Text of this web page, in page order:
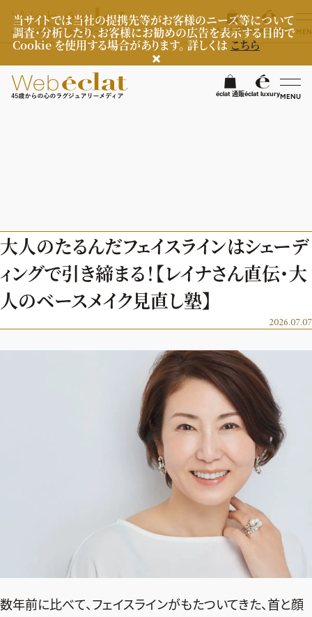
当サイトでは当社の提携先等がお客様のニーズ等について
調査・分析したり、お客様にお勧めの広告を表示する目的で
Cookie を使用する場合があります。 詳しくはこちら
éclat 通販éclat luxuryMENU検
8月の毎日コーデ
50代なに着てる？
ファッション特集
ヘアスタイル・ヘアケア
エイジングケア
メイク
50代ベストコスメ
ヘルスケア
ヘルスケアTOPICS
更年期
ストレッチ・エクササイズ
ライフスタイル
車・家電
エクラ 華組
チームJマダム
チームJマダムメンバー一覧
チームJマダムランキング
イヴルルド遙華の12星座占い
エクラプレミアムNEWS
デジタルカタログ
プレゼント
éclat 通販éclat luxury
大人のたるんだフェイスラインはシェーデ
ィングで引き締まる！【レイナさん直伝・大
人のベースメイク見直し塾】
2026.07.07
数年前に比べて、フェイスラインがもたついてきた、首と顔